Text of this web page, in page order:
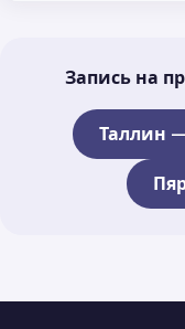
Запись на
Таллин